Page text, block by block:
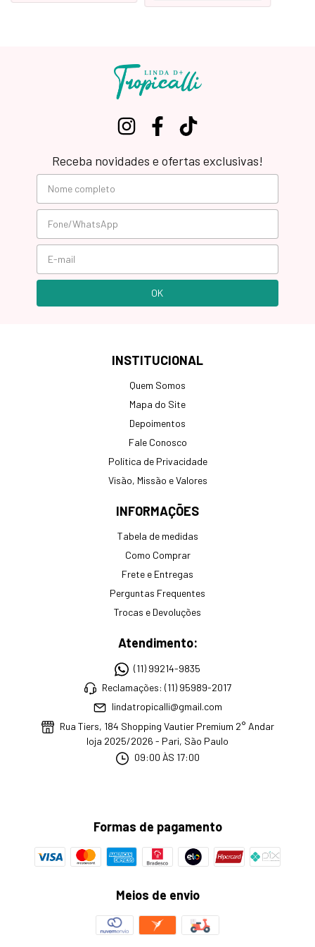
Receba novidades e ofertas exclusivas!
INSTITUCIONAL
Quem Somos
Mapa do Site
Depoimentos
Fale Conosco
Política de Privacidade
Visão, Missão e Valores
INFORMAÇÕES
Tabela de medidas
Como Comprar
Frete e Entregas
Perguntas Frequentes
Trocas e Devoluções
Atendimento:
(11) 99214-9835
Reclamações: (11) 95989-2017
lindatropicalli@gmail.com
Rua Tiers, 184 Shopping Vautier Premium 2° Andar
loja 2025/2026 - Pari, São Paulo
09:00 ÀS 17:00
Formas de pagamento
Meios de envio